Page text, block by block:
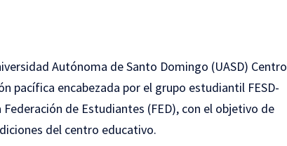
Autónoma de Santo Domingo (UASD) Centro
pacífica encabezada por el grupo estudiantil FESD-
de Estudiantes (FED), con el objetivo de
del centro educativo.